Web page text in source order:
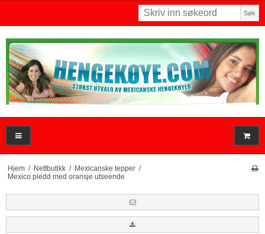
Søk
Hjem / Nettbutikk / Mexicanske tepper /
Mexico pledd med oransje utseende